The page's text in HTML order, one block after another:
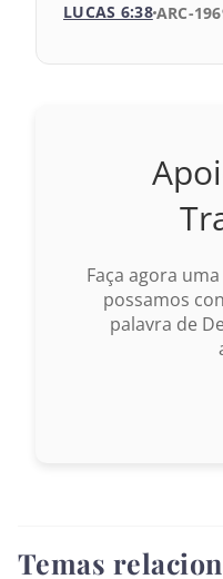
LUCAS 6:38 VERSÃO DA BÍBLIA
ARC-
VERSÃO
Nova Versão
2017 – Nova Almeida
2009 – Almeida
1993 – Almeida
Faça agora
possamos
palavra de
Temas